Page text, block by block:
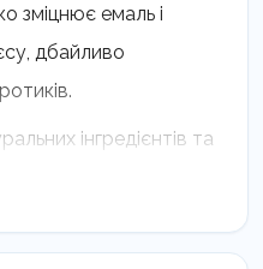
зміцнює емаль і
дбайливо
інгредієнтів та